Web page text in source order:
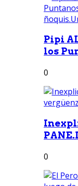
Pipi
los
0
0